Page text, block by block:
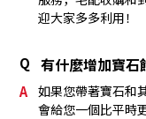
迎大家多多利用！
Q 有什麼增加寶石
A
如果您帶著寶石和
會給您一個比平時